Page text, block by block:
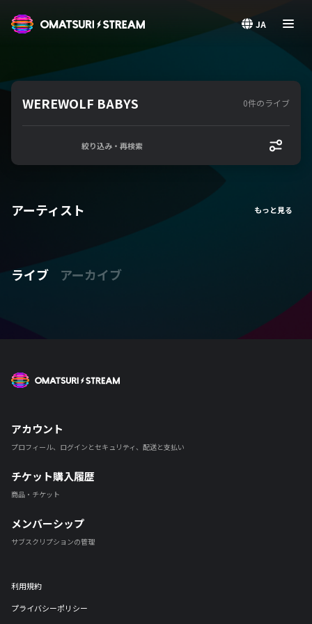
JA
WEREWOLF BABYS 0件のライブ
絞り込み・再検索
アーティスト
ライブ アーカイブ
アカウント
プロフィール、ログインとセキュリティ、配送と支払い
チケット購入履歴
商品・チケット
メンバーシップ
サブスクリプションの管理
利用規約
プライバシーポリシー